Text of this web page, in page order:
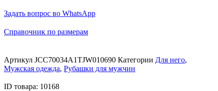
Задать вопрос во WhatsApp
Справочник по размерам
Артикул JCC70034A1TJW010690 Категории Для него,
Мужская одежда, Рубашки для мужчин
ID товара: 10168